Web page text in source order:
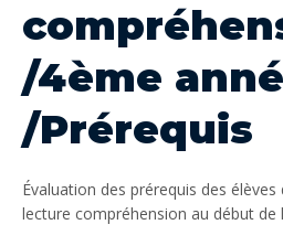
/4ème
/Prérequis
Évaluation des prérequis des
lecture compréhension au début de